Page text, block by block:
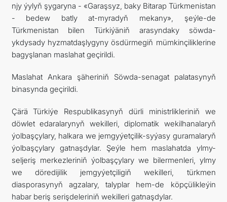
ARAGATNAŞYK
njy ýylyň şygaryna - «Garaşsyz, baky Bitarap Türkmenistan
- bedew batly at-myradyň mekany», şeýle-de
Türkmenistan bilen Türkiýäniň arasyndaky söwda-
ykdysady hyzmatdaşlygyny ösdürmegiň mümkinçiliklerine
bagyşlanan maslahat geçirildi.
Maslahat Ankara şäheriniň Söwda-senagat palatasynyň
binasynda geçirildi.
Çärä Türkiýe Respublikasynyň dürli ministrlikleriniň we
döwlet edaralarynyň wekilleri, diplomatik wekilhanalaryň
ýolbaşçylary, halkara we jemgyýetçilik-syýasy guramalaryň
ýolbaşçylary gatnaşdylar. Şeýle hem maslahatda ylmy-
seljeriş merkezleriniň ýolbaşçylary we bilermenleri, ylmy
we döredijilik jemgyýetçiligiň wekilleri, türkmen
diasporasynyň agzalary, talyplar hem-de köpçülikleýin
habar beriş serişdeleriniň wekilleri gatnaşdylar.